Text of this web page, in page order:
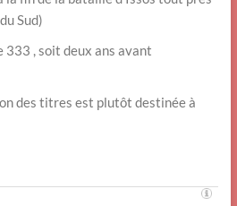
Sud)
333 , soit deux ans avant
des titres est plutôt destinée à